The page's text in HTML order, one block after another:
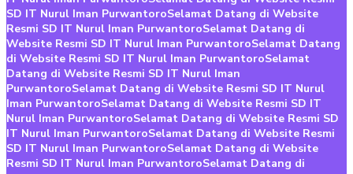
SD IT Nurul Iman PurwantoroSelamat Datang di Website
Resmi SD IT Nurul Iman PurwantoroSelamat Datang di
Website Resmi SD IT Nurul Iman PurwantoroSelamat Datang
di Website Resmi SD IT Nurul Iman PurwantoroSelamat
Datang di Website Resmi SD IT Nurul Iman
PurwantoroSelamat Datang di Website Resmi SD IT Nurul
Iman PurwantoroSelamat Datang di Website Resmi SD IT
Nurul Iman PurwantoroSelamat Datang di Website Resmi SD
IT Nurul Iman PurwantoroSelamat Datang di Website Resmi
SD IT Nurul Iman PurwantoroSelamat Datang di Website
Resmi SD IT Nurul Iman PurwantoroSelamat Datang di